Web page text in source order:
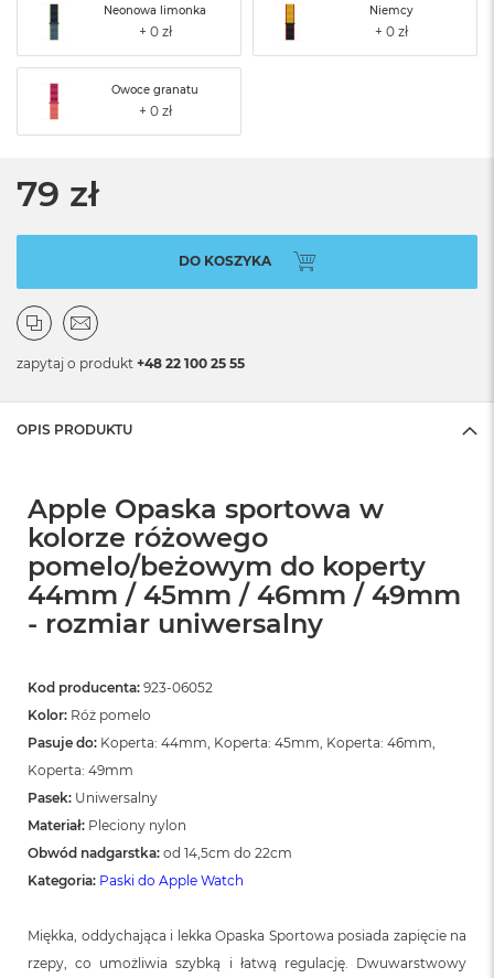
Neonowa limonka Niemcy
Owoce granatu
79 zł
DO KOSZYKA
zapytaj o produkt +48 22 100 25 55
OPIS PRODUKTU
Apple Opaska sportowa w
kolorze różowego
pomelo/beżowym do koperty
44mm / 45mm / 46mm / 49mm
- rozmiar uniwersalny
Kod producenta: 923-06052
Kolor: Róż pomelo
Pasuje do: Koperta: 44mm, Koperta: 45mm, Koperta: 46mm,
Koperta: 49mm
Pasek: Uniwersalny
Materiał: Pleciony nylon
Obwód nadgarstka: od 14,5cm do 22cm
Kategoria: Paski do Apple Watch
Miękka, oddychająca i lekka Opaska Sportowa posiada zapięcie na
rzepy, co umożliwia szybką i łatwą regulację. Dwuwarstwowy